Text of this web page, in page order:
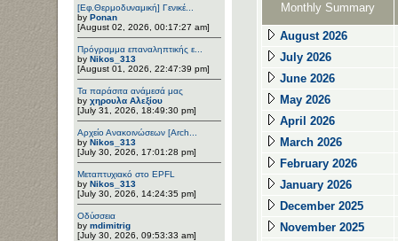
[Εφ.Θερμοδυναμική] Γενικέ...
by Ponan
[August 02, 2026, 00:17:27 am]
Πρόγραμμα επαναληπτικής ε...
by Nikos_313
[August 01, 2026, 22:47:39 pm]
Τα παράσιτα ανάμεσά μας
by χηρουλα Αλεξίου
[July 31, 2026, 18:49:30 pm]
Αρχείο Ανακοινώσεων [Arch...
by Nikos_313
[July 30, 2026, 17:01:28 pm]
Μεταπτυχιακό στο EPFL
by Nikos_313
[July 30, 2026, 14:24:35 pm]
Οδύσσεια
by mdimitrig
[July 30, 2026, 09:53:33 am]
Monthly Summary
August 2026
July 2026
June 2026
May 2026
April 2026
March 2026
February 2026
January 2026
December 2025
November 2025